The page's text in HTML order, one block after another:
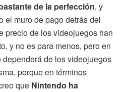
de la perfección, y
el muro de pago detrás del
precio de los videojuegos han
y no es para menos, pero en
de los videojuegos
porque en términos
que Nintendo ha